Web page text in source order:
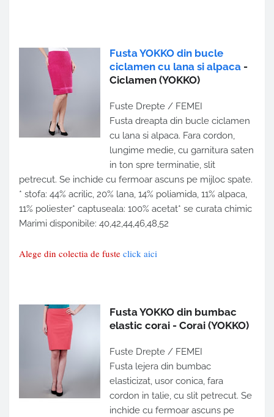
Fusta YOKKO din bucle
ciclamen cu lana si alpaca -
Ciclamen (YOKKO)
Fuste Drepte / FEMEI
Fusta dreapta din bucle ciclamen
cu lana si alpaca. Fara cordon,
lungime medie, cu garnitura saten
in ton spre terminatie, slit
petrecut. Se inchide cu fermoar ascuns pe mijloc spate.
* stofa: 44% acrilic, 20% lana, 14% poliamida, 11% alpaca,
11% poliester* captuseala: 100% acetat* se curata chimic
Marimi disponibile: 40,42,44,46,48,52
Alege din colectia de fuste click aici
Fusta YOKKO din bumbac
elastic corai - Corai (YOKKO)
Fuste Drepte / FEMEI
Fusta lejera din bumbac
elasticizat, usor conica, fara
cordon in talie, cu slit petrecut. Se
inchide cu fermoar ascuns pe